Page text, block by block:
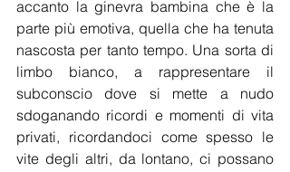
accanto la ginevra bambina che è la
parte più emotiva, quella che ha tenuta
nascosta per tanto tempo. Una sorta di
limbo bianco, a rappresentare il
subconscio dove si mette a nudo
sdoganando ricordi e momenti di vita
privati, ricordandoci come spesso le
vite degli altri, da lontano, ci possano